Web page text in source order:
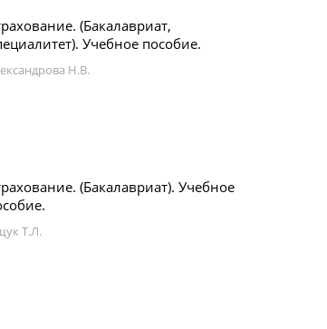
(Бакалавриат,
Учебное пособие.
Н.В.
(Бакалавриат). Учебное
Т.Л.